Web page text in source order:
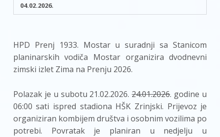
04.02.2026.
HPD Prenj 1933. Mostar u suradnji sa Stanicom
planinarskih vodiča Mostar organizira dvodnevni
zimski izlet Zima na Prenju 2026.
Polazak je u subotu 21.02.2026.24.01.2026. godine u
06:00 sati ispred stadiona HŠK Zrinjski. Prijevoz je
organiziran kombijem društva i osobnim vozilima po
potrebi. Povratak je planiran u nedjelju u